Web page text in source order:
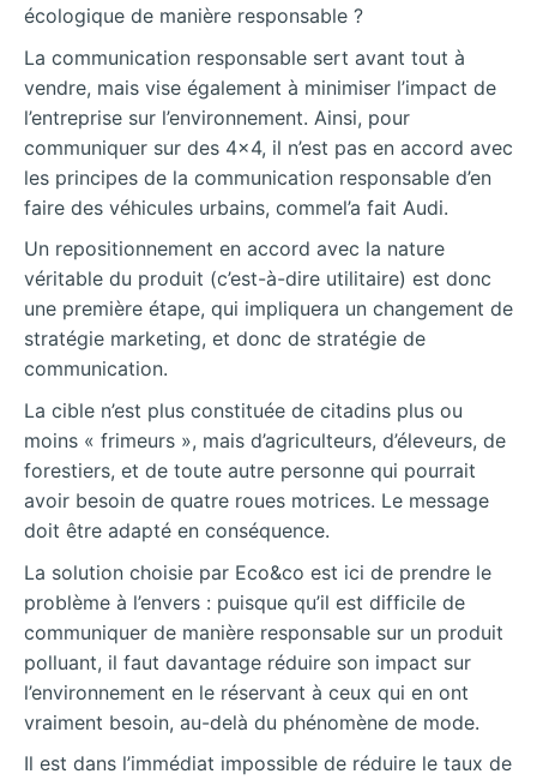
écologique de manière responsable ?
La communication responsable sert avant tout à
vendre, mais vise également à minimiser l’impact de
l’entreprise sur l’environnement. Ainsi, pour
communiquer sur des 4×4, il n’est pas en accord avec
les principes de la communication responsable d’en
faire des véhicules urbains, commel’a fait Audi.
Un repositionnement en accord avec la nature
véritable du produit (c’est-à-dire utilitaire) est donc
une première étape, qui impliquera un changement de
stratégie marketing, et donc de stratégie de
communication.
La cible n’est plus constituée de citadins plus ou
moins « frimeurs », mais d’agriculteurs, d’éleveurs, de
forestiers, et de toute autre personne qui pourrait
avoir besoin de quatre roues motrices. Le message
doit être adapté en conséquence.
La solution choisie par Eco&co est ici de prendre le
problème à l’envers : puisque qu’il est difficile de
communiquer de manière responsable sur un produit
polluant, il faut davantage réduire son impact sur
l’environnement en le réservant à ceux qui en ont
vraiment besoin, au-delà du phénomène de mode.
Il est dans l’immédiat impossible de réduire le taux de